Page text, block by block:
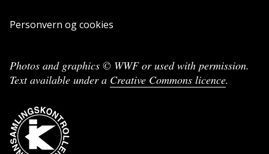
Personvern og cookies
Photos and graphics © WWF or used with permission.
Text available under a Creative Commons licence.